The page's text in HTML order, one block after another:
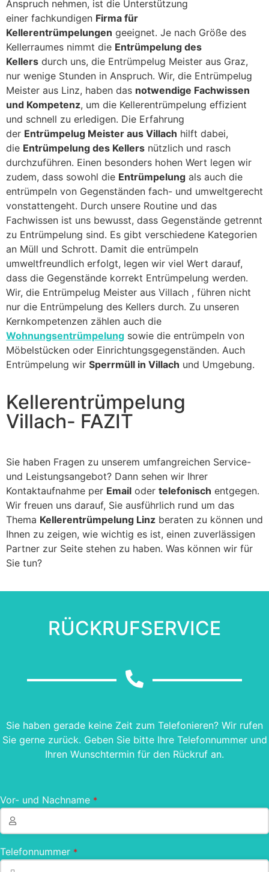
Anspruch nehmen, ist die Unterstützung
einer fachkundigen Firma für
Kellerentrümpelungen geeignet. Je nach Größe des
Kellerraumes nimmt die Entrümpelung des
Kellers durch uns, die Entrümpelug Meister aus Graz,
nur wenige Stunden in Anspruch. Wir, die Entrümpelug
Meister aus Linz, haben das notwendige Fachwissen
und Kompetenz, um die Kellerentrümpelung effizient
und schnell zu erledigen. Die Erfahrung
der Entrümpelug Meister aus Villach hilft dabei,
die Entrümpelung des Kellers nützlich und rasch
durchzuführen. Einen besonders hohen Wert legen wir
zudem, dass sowohl die Entrümpelung als auch die
entrümpeln von Gegenständen fach- und umweltgerecht
vonstattengeht. Durch unsere Routine und das
Fachwissen ist uns bewusst, dass Gegenstände getrennt
zu Entrümpelung sind. Es gibt verschiedene Kategorien
an Müll und Schrott. Damit die entrümpeln
umweltfreundlich erfolgt, legen wir viel Wert darauf,
dass die Gegenstände korrekt Entrümpelung werden.
Wir, die Entrümpelug Meister aus Villach , führen nicht
nur die Entrümpelung des Kellers durch. Zu unseren
Kernkompetenzen zählen auch die
Wohnungsentrümpelung sowie die entrümpeln von
Möbelstücken oder Einrichtungsgegenständen. Auch
Entrümpelung wir Sperrmüll in Villach und Umgebung.
Kellerentrümpelung
Villach- FAZIT
Sie haben Fragen zu unserem umfangreichen Service-
und Leistungsangebot? Dann sehen wir Ihrer
Kontaktaufnahme per Email oder telefonisch entgegen.
Wir freuen uns darauf, Sie ausführlich rund um das
Thema Kellerentrümpelung Linz beraten zu können und
Ihnen zu zeigen, wie wichtig es ist, einen zuverlässigen
Partner zur Seite stehen zu haben. Was können wir für
Sie tun?
RÜCKRUFSERVICE
Sie haben gerade keine Zeit zum Telefonieren? Wir rufen
Sie gerne zurück. Geben Sie bitte Ihre Telefonnummer und
Ihren Wunschtermin für den Rückruf an.
Vor- und Nachname *
Telefonnummer *